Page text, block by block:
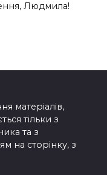
Людмила!
матеріалів,
тільки з
та з
на сторінку, з